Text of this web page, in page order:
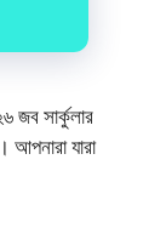
জব সার্কুলার
যারা